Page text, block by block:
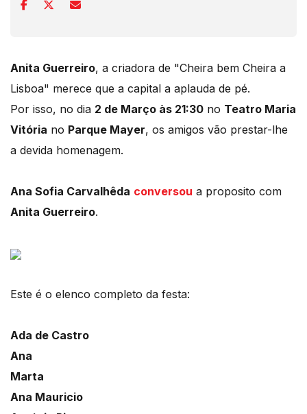
Anita Guerreiro, a criadora de "Cheira bem Cheira a
Lisboa" merece que a capital a aplauda de pé.
Por isso, no dia 2 de Março às 21:30 no Teatro Maria
Vitória no Parque Mayer, os amigos vão prestar-lhe
a devida homenagem.
Ana Sofia Carvalhêda conversou a proposito com
Anita Guerreiro.
Este é o elenco completo da festa:
Ada de Castro
Ana
Marta
Ana Mauricio